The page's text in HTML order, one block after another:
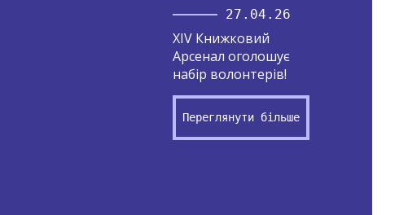
27.04.26
XIV Книжковий
Арсенал оголошує
набір волонтерів!
Переглянути більше